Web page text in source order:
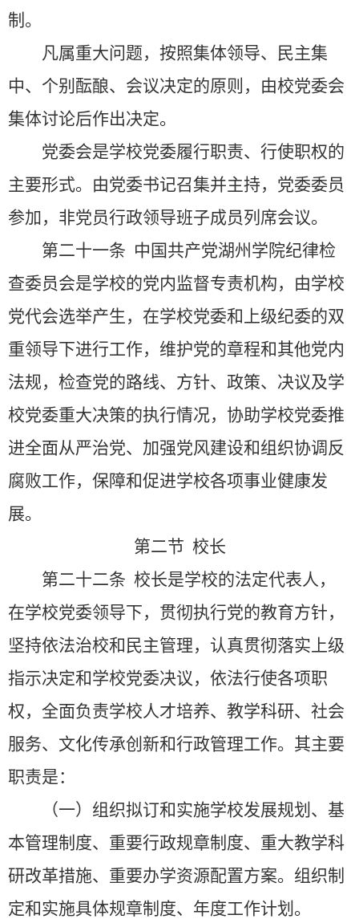
制。
凡属重大问题，按照集体领导、民主集
中、个别酝酿、会议决定的原则，由校党委会
集体讨论后作出决定。
党委会是学校党委履行职责、行使职权的
主要形式。由党委书记召集并主持，党委委员
参加，非党员行政领导班子成员列席会议。
第二十一条 中国共产党湖州学院纪律检
查委员会是学校的党内监督专责机构，由学校
党代会选举产生，在学校党委和上级纪委的双
重领导下进行工作，维护党的章程和其他党内
法规，检查党的路线、方针、政策、决议及学
校党委重大决策的执行情况，协助学校党委推
进全面从严治党、加强党风建设和组织协调反
腐败工作，保障和促进学校各项事业健康发
展。
第二节 校长
第二十二条 校长是学校的法定代表人，
在学校党委领导下，贯彻执行党的教育方针，
坚持依法治校和民主管理，认真贯彻落实上级
指示决定和学校党委决议，依法行使各项职
权，全面负责学校人才培养、教学科研、社会
服务、文化传承创新和行政管理工作。其主要
职责是：
（一）组织拟订和实施学校发展规划、基
本管理制度、重要行政规章制度、重大教学科
研改革措施、重要办学资源配置方案。组织制
定和实施具体规章制度、年度工作计划。